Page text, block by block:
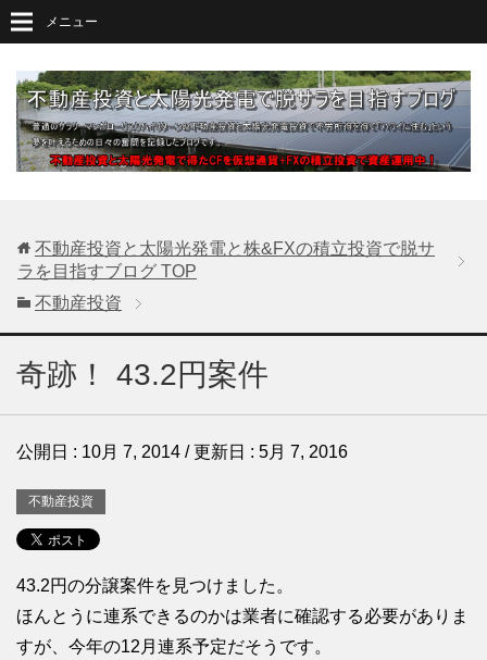
メニュー
不動産投資と太陽光発電と株&FXの積立投資で脱サ
ラを目指すブログ TOP
不動産投資
奇跡！ 43.2円案件
公開日 : 10月 7, 2014 / 更新日 : 5月 7, 2016
不動産投資
43.2円の分譲案件を見つけました。
ほんとうに連系できるのかは業者に確認する必要がありま
すが、今年の12月連系予定だそうです。